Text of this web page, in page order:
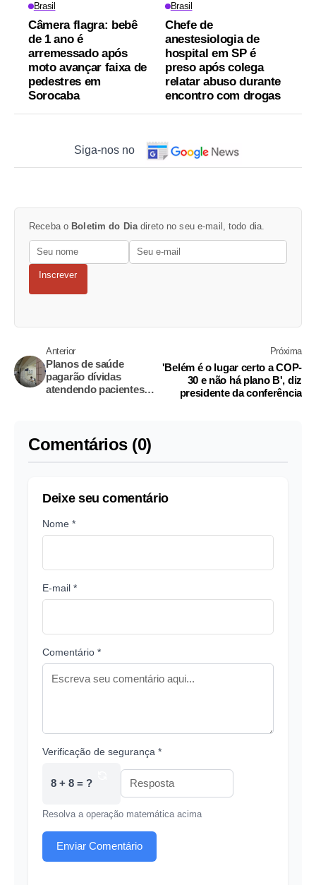
Brasil
Câmera flagra: bebê
de 1 ano é
arremessado após
moto avançar faixa de
pedestres em
Sorocaba
Brasil
Chefe de
anestesiologia de
hospital em SP é
preso após colega
relatar abuso durante
encontro com drogas
Siga-nos no
Receba o Boletim do Diadireto no seu e-mail, todo dia.
Inscrever
Anterior
Planos de saúde
pagarão dívidas
atendendo pacientes
Próxima
'Belém é o lugar certo a COP-
30 e não há plano B', diz
presidente da conferência
Comentários (0)
Deixe seu comentário
Nome *
E-mail *
Comentário *
Verificação de segurança *
8 + 8 = ?
Resolva a operação matemática acima
Enviar Comentário